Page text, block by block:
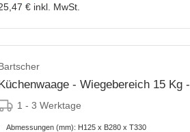
€ inkl. MwSt.
- Wiegebereich 15 Kg
1 - 3 Werktage
Abmessungen (mm): H125 x B280 x T330